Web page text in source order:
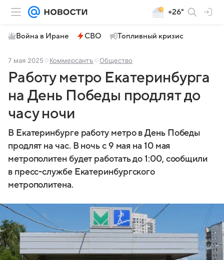
+26°
Война в Иране СВО Топливный кризис
7 мая 2025 Коммерсантъ Общество
Работу метро Екатеринбурга
на День Победы продлят до
часу ночи
В Екатеринбурге работу метро в День Победы
продлят на час. В ночь с 9 мая на 10 мая
метрополитен будет работать до 1:00, сообщили
в пресс-службе Екатеринбургского
метрополитена.